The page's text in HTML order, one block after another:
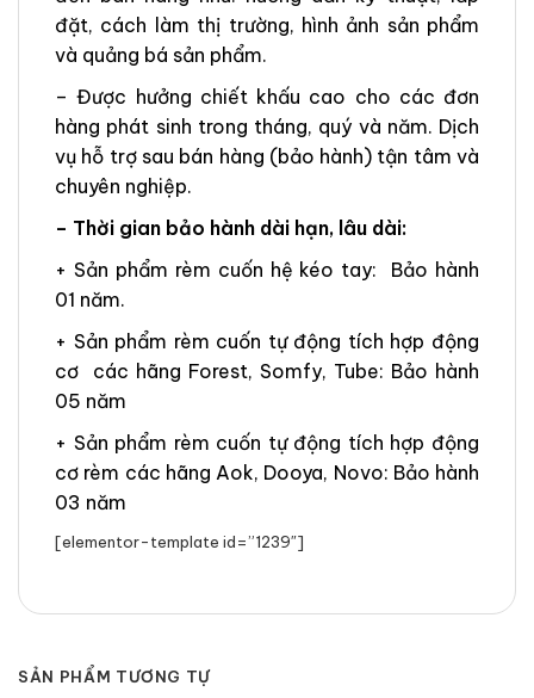
đặt, cách làm thị trường, hình ảnh sản phẩm
và quảng bá sản phẩm.
– Được hưởng chiết khấu cao cho các đơn
hàng phát sinh trong tháng, quý và năm. Dịch
vụ hỗ trợ sau bán hàng (bảo hành) tận tâm và
chuyên nghiệp.
– Thời gian bảo hành dài hạn, lâu dài:
+ Sản phẩm rèm cuốn hệ kéo tay: Bảo hành
01 năm.
+ Sản phẩm rèm cuốn tự động tích hợp động
cơ các hãng Forest, Somfy, Tube: Bảo hành
05 năm
+ Sản phẩm rèm cuốn tự động tích hợp động
cơ rèm các hãng Aok, Dooya, Novo: Bảo hành
03 năm
[elementor-template id=”1239″]
SẢN PHẨM TƯƠNG TỰ